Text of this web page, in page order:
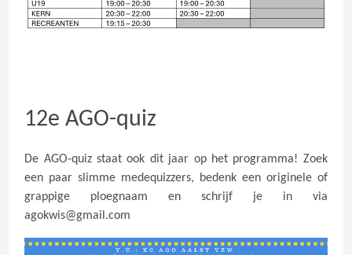
12e AGO-quiz
De AGO-quiz staat ook dit jaar op het programma! Zoek
een paar slimme medequizzers, bedenk een originele of
grappige ploegnaam en schrijf je in via
agokwis@gmail.com